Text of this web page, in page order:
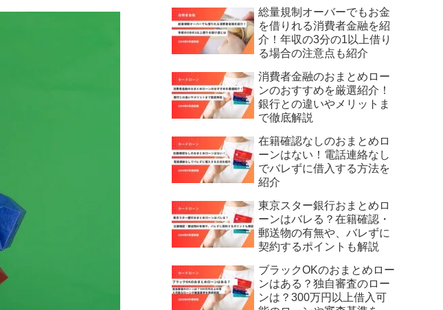
総量規制オーバーでもお金
を借りれる消費者金融を紹
介！年収の3分の1以上借り
る場合の注意点も紹介
消費者金融のおまとめロー
ンのおすすめを厳選紹介！
銀行との違いやメリットま
で徹底解説
在籍確認なしのおまとめロ
ーンはない！電話連絡なし
でバレずに借入する方法を
紹介
東京スター銀行おまとめロ
ーンはバレる？在籍確認・
郵送物の有無や、バレずに
契約するポイントも解説
ブラックOKのおまとめロー
ンはある？独自審査のロー
ンは？300万円以上借入可